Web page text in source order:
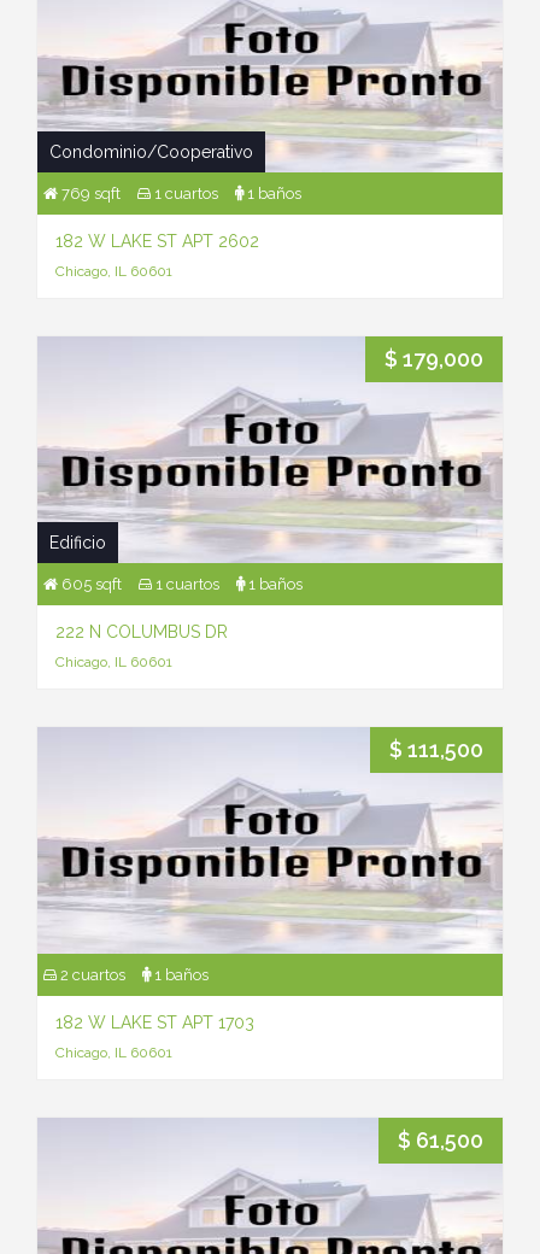
Condominio/Cooperativo
769 sqft 1 cuartos 1 baños
182 W LAKE ST APT 2602
Chicago, IL 60601
$ 179,000
Edificio
605 sqft 1 cuartos 1 baños
222 N COLUMBUS DR
Chicago, IL 60601
$ 111,500
2 cuartos 1 baños
182 W LAKE ST APT 1703
Chicago, IL 60601
$ 61,500